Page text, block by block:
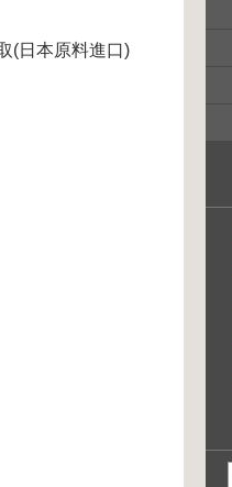
(日本原料進口)